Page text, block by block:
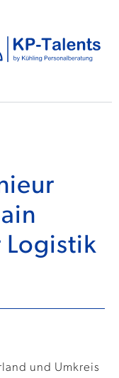
Logistik
und Umkreis